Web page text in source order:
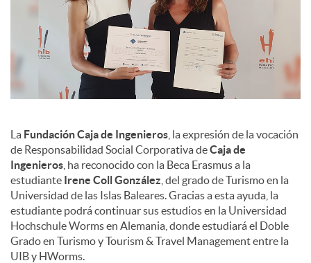
La Fundación Caja de Ingenieros , la expresión de la vocación
de Responsabilidad Social Corporativa deCaja de
Ingenieros , ha reconocido con la Beca Erasmus a la
estudiante Irene Coll González , del grado de Turismo en la
Universidad de las Islas Baleares. Gracias a esta ayuda, la
estudiante podrá continuar sus estudios en la Universidad
Hochschule Worms en Alemania, donde estudiará el Doble
Grado en Turismo y Tourism & Travel Management entre la
UIB y HWorms.